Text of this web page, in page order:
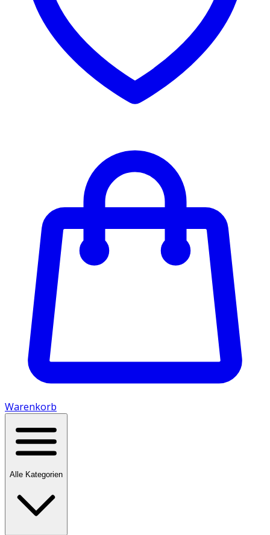
Warenkorb
Alle Kategorien